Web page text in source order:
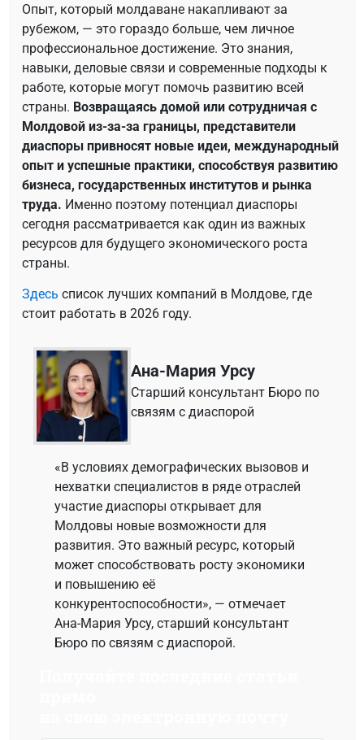
Опыт, который молдаване накапливают за
рубежом, — это гораздо больше, чем личное
профессиональное достижение. Это знания,
навыки, деловые связи и современные подходы к
работе, которые могут помочь развитию всей
страны. Возвращаясь домой или сотрудничая с
Молдовой из-за-за границы, представители
диаспоры привносят новые идеи, международный
опыт и успешные практики, способствуя развитию
бизнеса, государственных институтов и рынка
труда. Именно поэтому потенциал диаспоры
сегодня рассматривается как один из важных
ресурсов для будущего экономического роста
страны.
Здесь список лучших компаний в Молдове, где
стоит работать в 2026 году.
Ана-Мария Урсу
Старший консультант Бюро по
связям с диаспорой
«В условиях демографических вызовов и
нехватки специалистов в ряде отраслей
участие диаспоры открывает для
Молдовы новые возможности для
развития. Это важный ресурс, который
может способствовать росту экономики
и повышению её
конкурентоспособности», — отмечает
Ана-Мария Урсу, старший консультант
Бюро по связям с диаспорой.